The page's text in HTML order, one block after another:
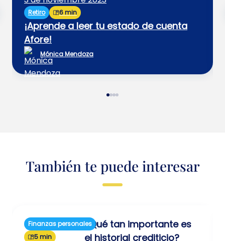
Retiro 6 min
¡Aprende a leer tu estado de cuenta
Afore!
Mónica Mendoza
También te puede interesar
Finanzas personales
5 min
¿Qué tan importante es
el historial crediticio?